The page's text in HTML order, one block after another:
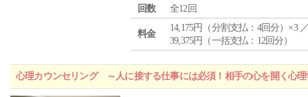
回数
全12回
料金
14,175円（分割支払：4回分）×3
39,375円（一括支払：12回分）
心理カウンセリング ～人に接する仕事には必須！相手の心を開く心理